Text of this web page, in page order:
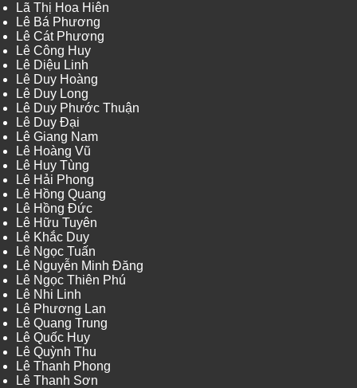
Lã Thị Hoa Hiên
Lê Bá Phương
Lê Cát Phương
Lê Công Huy
Lê Diệu Linh
Lê Duy Hoàng
Lê Duy Long
Lê Duy Phước Thuận
Lê Duy Đại
Lê Giang Nam
Lê Hoàng Vũ
Lê Huy Tùng
Lê Hải Phong
Lê Hồng Quang
Lê Hồng Đức
Lê Hữu Tuyên
Lê Khắc Duy
Lê Ngọc Tuấn
Lê Nguyễn Minh Đăng
Lê Ngọc Thiên Phú
Lê Nhi Linh
Lê Phương Lan
Lê Quang Trung
Lê Quốc Huy
Lê Quỳnh Thu
Lê Thanh Phong
Lê Thanh Sơn